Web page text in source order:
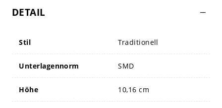
DETAIL
Stil Traditionell
Unterlagennorm SMD
Höhe 10,16 cm